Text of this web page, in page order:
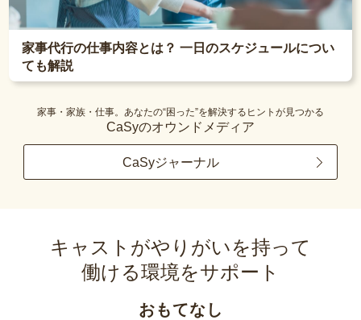
家事代行の仕事内容とは？ 一日のスケジュールについ
ても解説
家事・家族・仕事。あなたの“困った”を解決するヒントが見つかる
CaSyのオウンドメディア
CaSyジャーナル
キャストがやりがいを持って
働ける環境をサポート
おもてなし